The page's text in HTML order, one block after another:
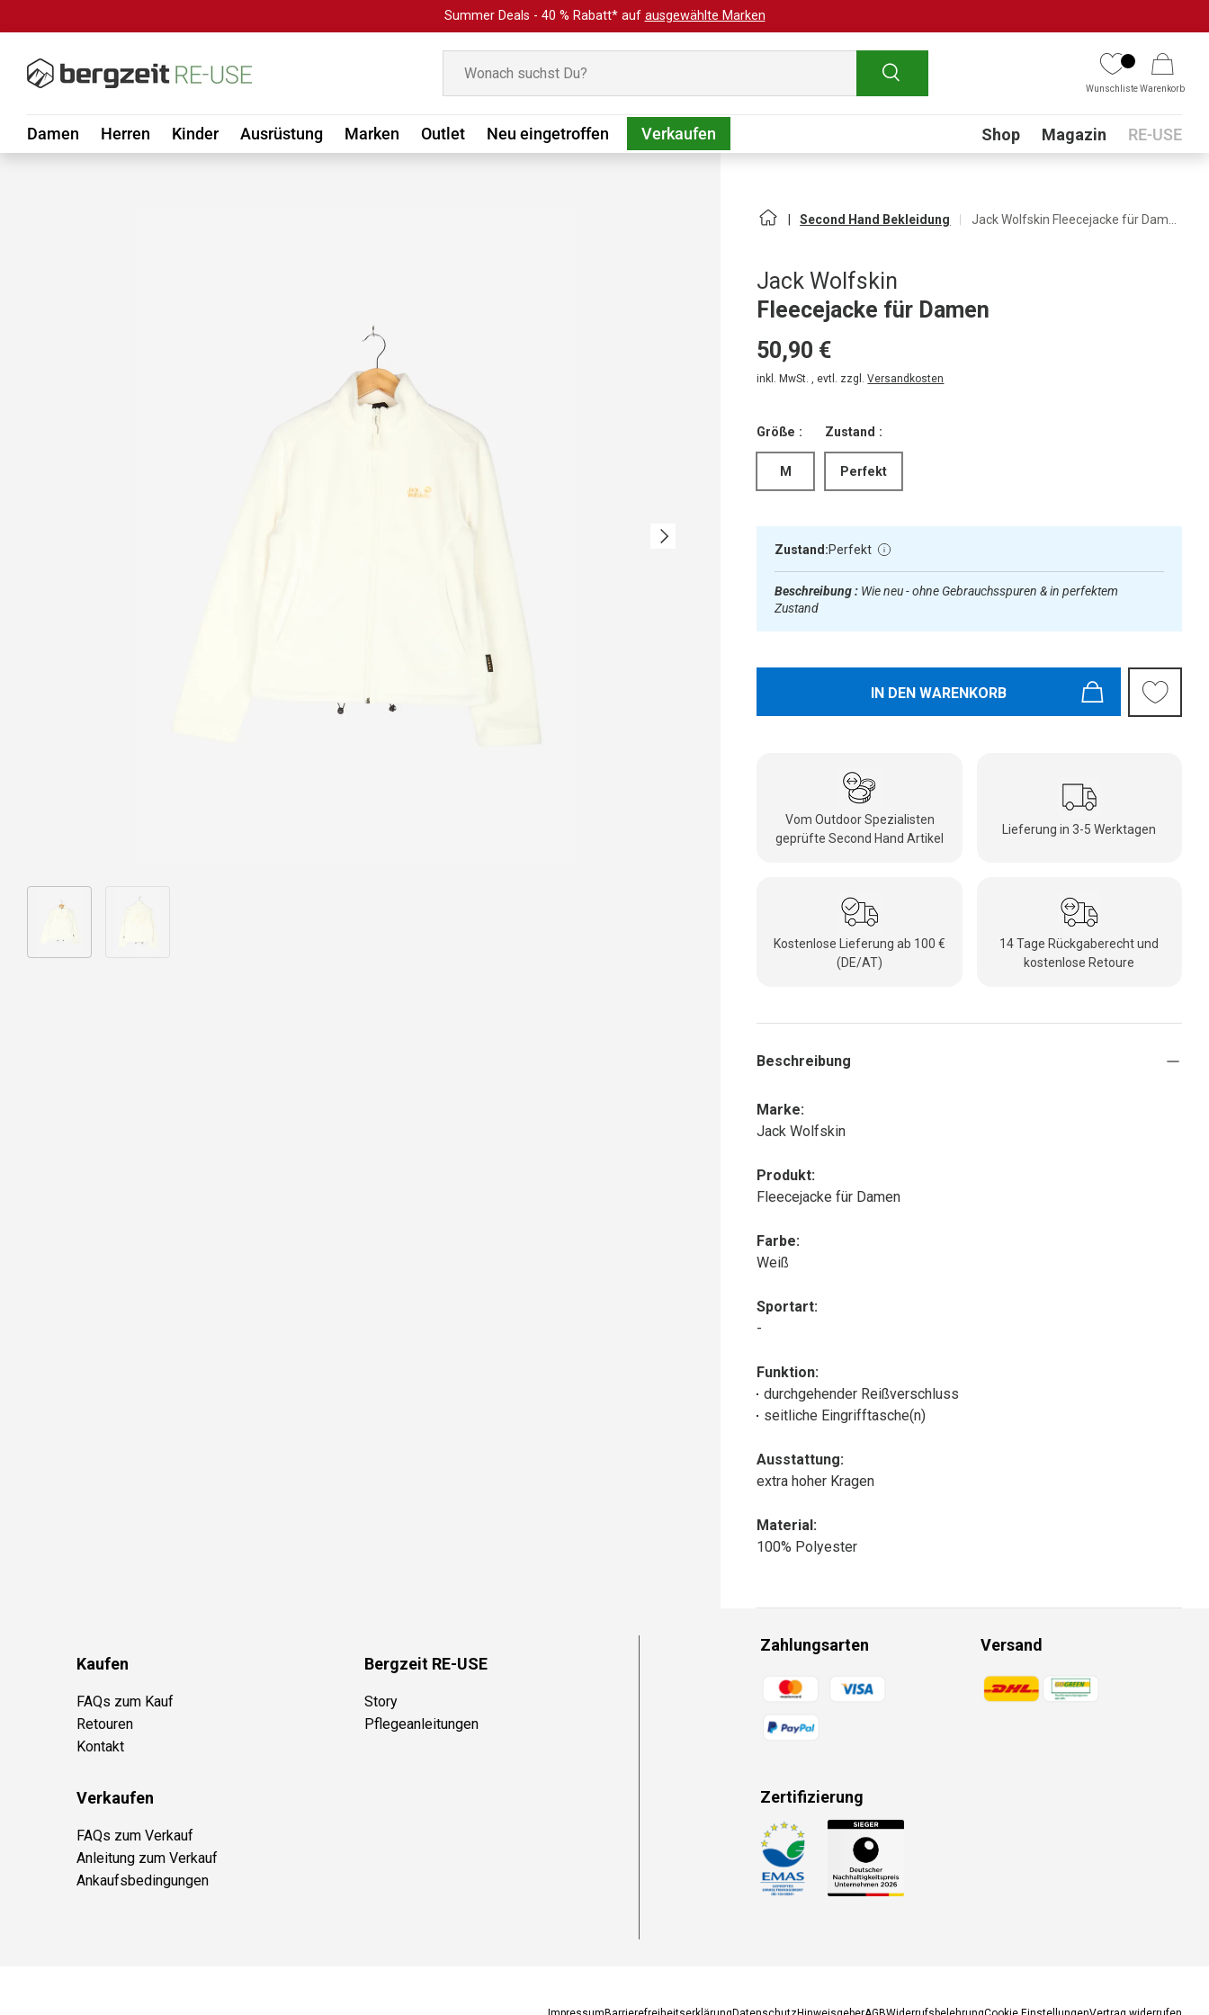
Summer Deals - 40 % Rabatt* auf ausgewählte Marken
Suchen
WunschlisteWarenkorb
Damen Herren Kinder Ausrüstung Marken Outlet Neu eingetroffen Verkaufen Submenu
Shop Magazin RE-USE
Nächste
Bild 1 in Galerieansicht laden
Second Hand Bekleidung
Jack Wolfskin
Fleecejacke für Damen
50,90 €
inkl. MwSt. , evtl. zzgl.Versandkosten
Größe :
M
Zustand :
Perfekt
Zustand:Perfekt
Beschreibung : Wie neu - ohne Gebrauchsspuren & in perfektem
Zustand
IN DEN WARENKORB
Vom Outdoor Spezialisten
geprüfte Second Hand Artikel
Lieferung in 3-5 Werktagen
Kostenlose Lieferung ab 100 €
(DE/AT)
14 Tage Rückgaberecht und
kostenlose Retoure
Beschreibung
Marke:
Jack Wolfskin
Produkt:
Fleecejacke für Damen
Farbe:
Weiß
Sportart:
-
Funktion:
durchgehender Reißverschluss
seitliche Eingrifftasche(n)
Ausstattung:
extra hoher Kragen
Material:
100% Polyester
Kaufen
FAQs zum Kauf
Retouren
Kontakt
Bergzeit RE-USE
Story
Pflegeanleitungen
Verkaufen
FAQs zum Verkauf
Anleitung zum Verkauf
Ankaufsbedingungen
Zahlungsarten
Zahlungsmethoden
Versand
Zahlungsmethoden
Zertifizierung
Zahlungsmethoden